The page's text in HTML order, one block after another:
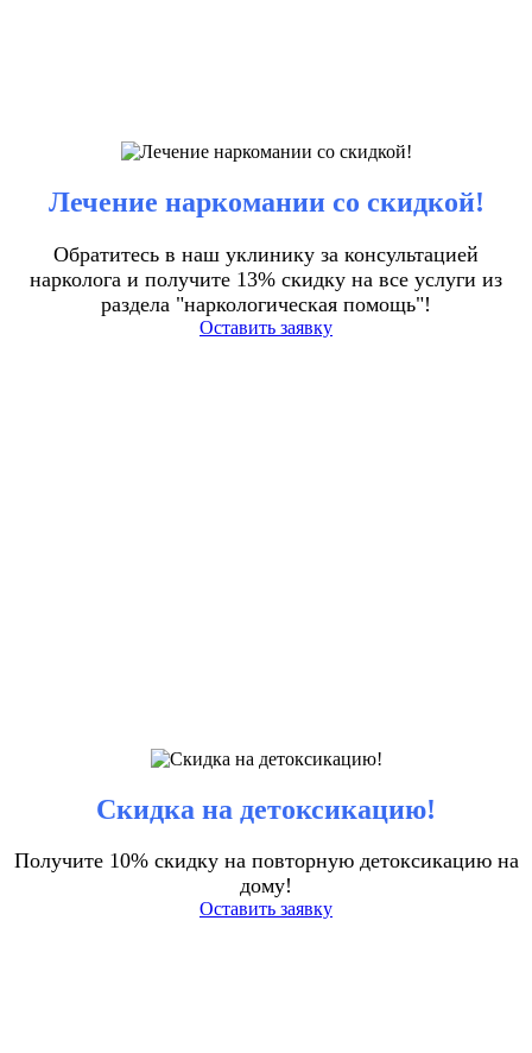
Лечение наркомании со скидкой!
Обратитесь в наш уклинику за консультацией
нарколога и получите 13% скидку на все услуги из
раздела "наркологическая помощь"!
Оставить заявку
Скидка на детоксикацию!
Получите 10% скидку на повторную детоксикацию на
дому!
Оставить заявку